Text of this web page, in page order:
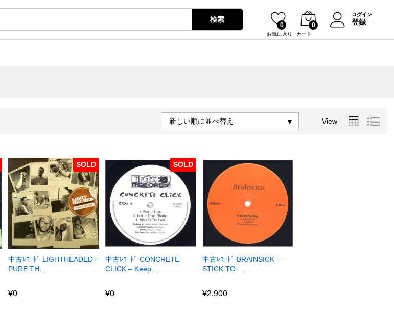
検索
お気に入り
0
カート
0
ログイン
登録
View
新しい順に並べ替え
SOLD
中古ﾚｺｰﾄﾞ LIGHTHEADED –
PURE TH…
¥0
SOLD
中古ﾚｺｰﾄﾞ CONCRETE
CLICK – Keep…
¥0
中古ﾚｺｰﾄﾞ BRAINSICK –
STICK TO …
¥2,900